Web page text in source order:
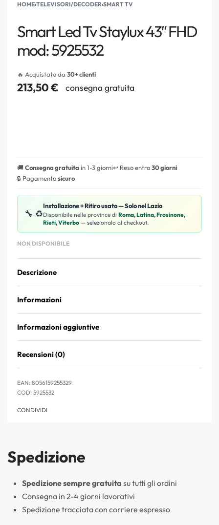
HOME›TELEVISORI/DECODER›SMART TV
Smart Led Tv Staylux 43″ FHD
mod: 5925532
🔥 Acquistato da 30+ clienti
213,50€ consegna gratuita
🚚Consegna gratuita in 1-3 giorni↩️ Reso entro30 giorni
🔒 Pagamentosicuro
🔧 ♻️
Installazione + Ritiro usato — Solo nel Lazio
Disponibile nelle province di Roma, Latina, Frosinone,
Rieti, Viterbo — selezionalo al checkout.
NON DISPONIBILE
Descrizione
Informazioni
Informazioni aggiuntive
Recensioni (0)
EAN: 8056159255329
5925532
CONDIVIDI
Spedizione
Spedizione sempre gratuita su tutti gli ordini
Consegna in 2-4 giorni lavorativi
Spedizione tracciata con corriere espresso